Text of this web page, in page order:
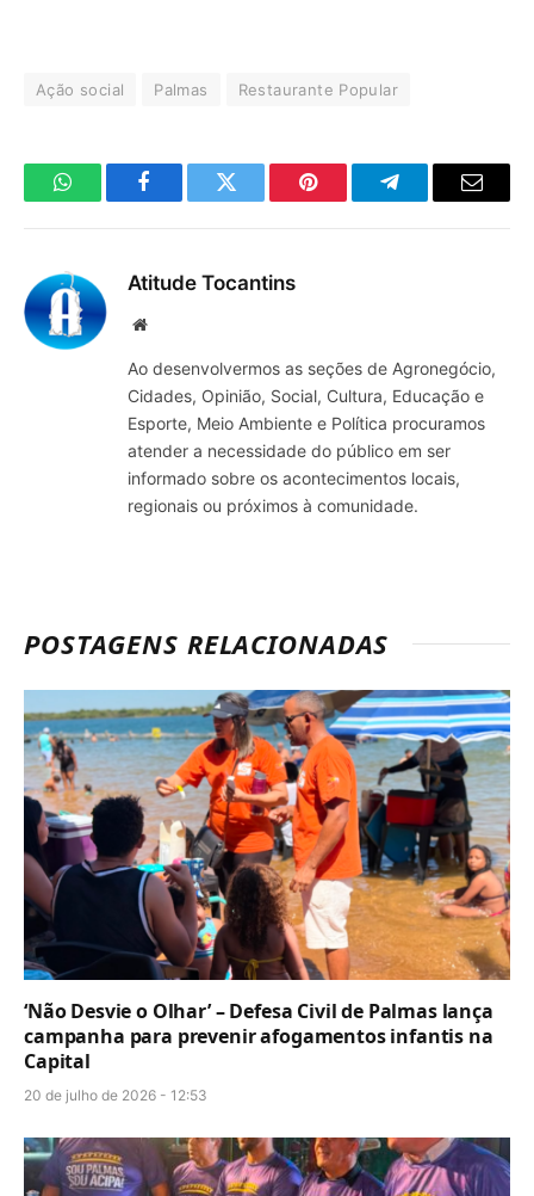
Ação social Palmas Restaurante Popular
WhatsAppFacebookTwitter Pinterest TelegramaE-
Atitude Tocantins
Site
Ao desenvolvermos as seções de Agronegócio,
Cidades, Opinião, Social, Cultura, Educação e
Esporte, Meio Ambiente e Política procuramos
atender a necessidade do público em ser
informado sobre os acontecimentos locais,
regionais ou próximos à comunidade.
POSTAGENS RELACIONADAS
‘Não Desvie o Olhar’ – Defesa Civil de Palmas lança
campanha para prevenir afogamentos infantis na
Capital
20 de julho de 2026 - 12:53